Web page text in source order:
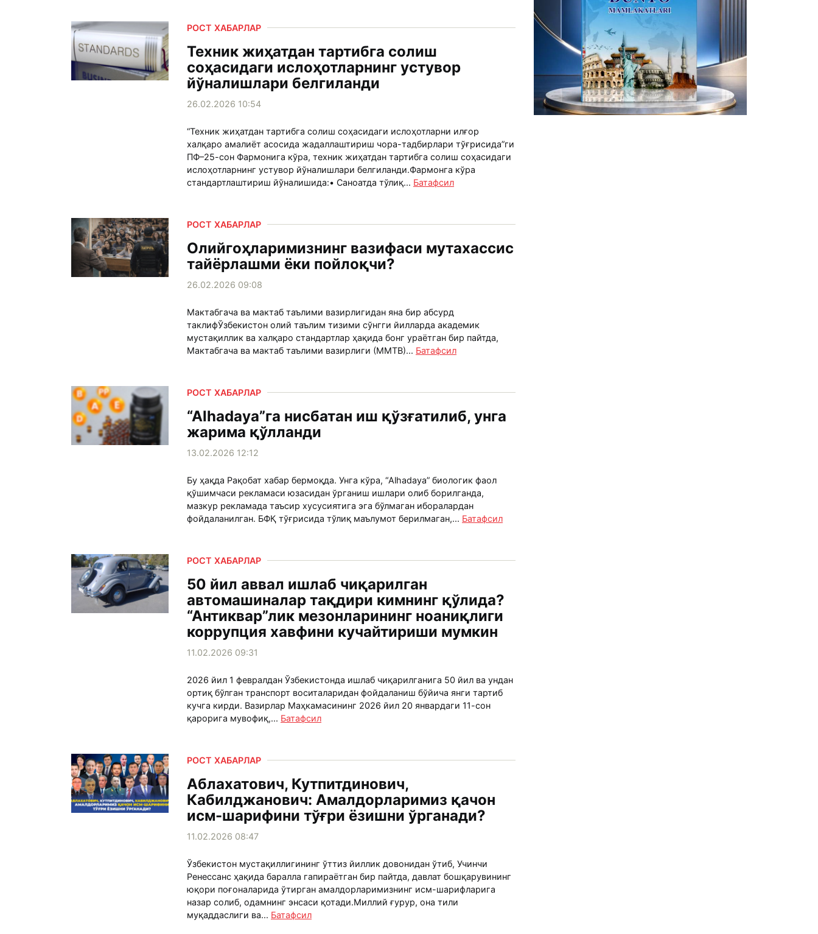
РОСТ ХАБАРЛАР
Техник жиҳатдан тартибга солиш
соҳасидаги ислоҳотларнинг устувор
йўналишлари белгиланди
26.02.2026 10:54
“Техник жиҳатдан тартибга солиш соҳасидаги ислоҳотларни илғор
халқаро амалиёт асосида жадаллаштириш чора-тадбирлари тўғрисида”ги
ПФ–25-сон Фармонига кўра, техник жиҳатдан тартибга солиш соҳасидаги
ислоҳотларнинг устувор йўналишлари белгиланди.Фармонга кўра
стандартлаштириш йўналишида:• Саноатда тўлиқ... Батафсил
РОСТ ХАБАРЛАР
Олийгоҳларимизнинг вазифаси мутахассис
тайёрлашми ёки пойлоқчи?
26.02.2026 09:08
Мактабгача ва мактаб таълими вазирлигидан яна бир абсурд
таклифЎзбекистон олий таълим тизими сўнгги йилларда академик
мустақиллик ва халқаро стандартлар ҳақида бонг ураётган бир пайтда,
Мактабгача ва мактаб таълими вазирлиги (ММТВ)... Батафсил
РОСТ ХАБАРЛАР
“Alhadaya”га нисбатан иш қўзғатилиб, унга
жарима қўлланди
13.02.2026 12:12
Бу ҳақда Рақобат хабар бермоқда. Унга кўра, “Alhadaya” биологик фаол
қўшимчаси рекламаси юзасидан ўрганиш ишлари олиб борилганда,
мазкур рекламада таъсир хусусиятига эга бўлмаган иборалардан
фойдаланилган. БФҚ тўғрисида тўлиқ маълумот берилмаган,... Батафсил
РОСТ ХАБАРЛАР
50 йил аввал ишлаб чиқарилган
автомашиналар тақдири кимнинг қўлида?
“Антиквар”лик мезонларининг ноаниқлиги
коррупция хавфини кучайтириши мумкин
11.02.2026 09:31
2026 йил 1 февралдан Ўзбекистонда ишлаб чиқарилганига 50 йил ва ундан
ортиқ бўлган транспорт воситаларидан фойдаланиш бўйича янги тартиб
кучга кирди. Вазирлар Маҳкамасининг 2026 йил 20 январдаги 11-сон
қарорига мувофиқ,... Батафсил
РОСТ ХАБАРЛАР
Аблахатович, Кутпитдинович,
Кабилджанович: Амалдорларимиз қачон
исм-шарифини тўғри ёзишни ўрганади?
11.02.2026 08:47
Ўзбекистон мустақиллигининг ўттиз йиллик довонидан ўтиб, Учинчи
Ренессанс ҳақида баралла гапираётган бир пайтда, давлат бошқарувининг
юқори поғоналарида ўтирган амалдорларимизнинг исм-шарифларига
назар солиб, одамнинг энсаси қотади.Миллий ғурур, она тили
муқаддаслиги ва... Батафсил